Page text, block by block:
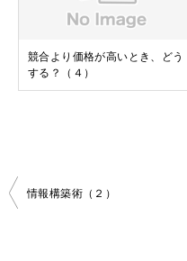
競合より価格が高いとき、どう
する？（４）
投
情報構築術（２）